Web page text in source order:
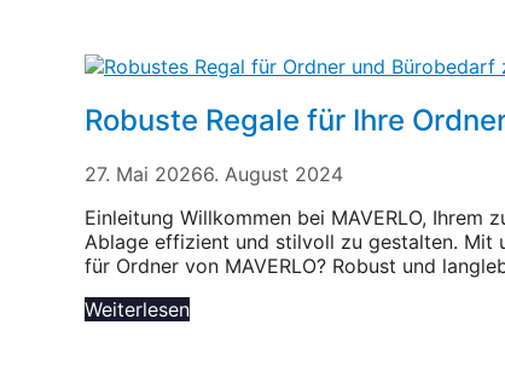
Robuste Regale für Ihre
27. Mai 20266. August 2024
Einleitung Willkommen bei MAVERLO,
Ablage effizient und stilvoll zu gestalten. Mit
für Ordner von MAVERLO? Robust und
Weiterlesen